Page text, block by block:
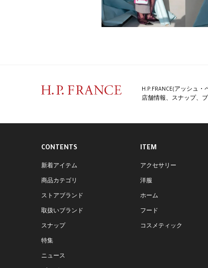
H.P.FRANCE(アッシュ
店舗情報、スナップ、ブ
CONTENTS
新着アイテム
商品カテゴリ
ストアブランド
取扱いブランド
スナップ
特集
ニュース
ITEM
アクセサリー
洋服
ホーム
フード
コスメティック